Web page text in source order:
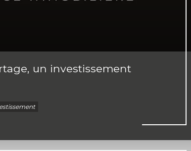
un investissement